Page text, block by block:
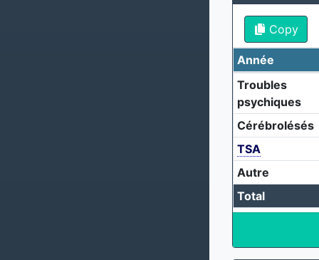
Copy
Année
Troubles
psychiques
Cérébrolésés
TSA
Autre
Total